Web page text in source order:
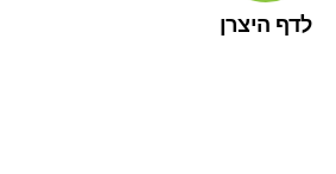
לדף היצרן